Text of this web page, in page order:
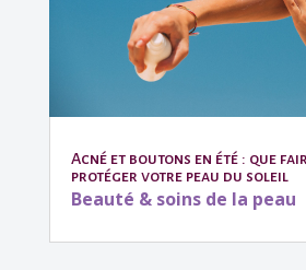
Acné et boutons en été : que
protéger votre peau du soleil
Beauté & soins de la peau